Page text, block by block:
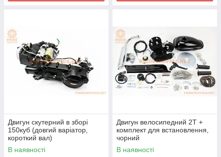
Двигун скутерний в зборі
150куб (довгий варіатор,
короткий вал)
В наявності
Двигун велосипедний 2Т +
комплект для встановлення,
чорний
В наявності